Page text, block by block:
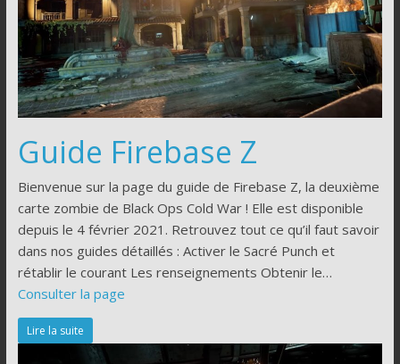
Guide Firebase Z
Bienvenue sur la page du guide de Firebase Z, la deuxième
carte zombie de Black Ops Cold War ! Elle est disponible
depuis le 4 février 2021. Retrouvez tout ce qu’il faut savoir
dans nos guides détaillés : Activer le Sacré Punch et
rétablir le courant Les renseignements Obtenir le…
Consulter la page
Lire la suite